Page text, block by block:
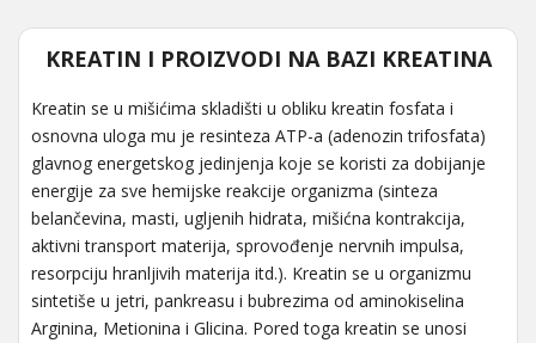
KREATIN I PROIZVODI NA BAZI KREATINA
Kreatin se u mišićima skladišti u obliku kreatin fosfata i
osnovna uloga mu je resinteza ATP-a (adenozin trifosfata)
glavnog energetskog jedinjenja koje se koristi za dobijanje
energije za sve hemijske reakcije organizma (sinteza
belančevina, masti, ugljenih hidrata, mišićna kontrakcija,
aktivni transport materija, sprovođenje nervnih impulsa,
resorpciju hranljivih materija itd.). Kreatin se u organizmu
sintetiše u jetri, pankreasu i bubrezima od aminokiselina
Arginina, Metionina i Glicina. Pored toga kreatin se unosi